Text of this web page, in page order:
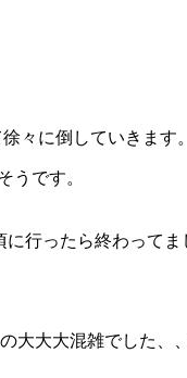
々に倒していきます
うです。
行ったら終わって
大大大混雑でした、